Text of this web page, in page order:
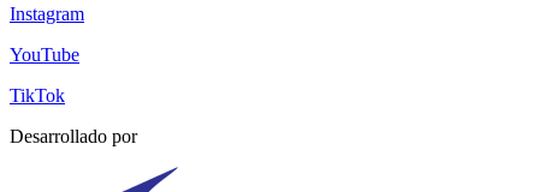
Instagram
YouTube
TikTok
Desarrollado por